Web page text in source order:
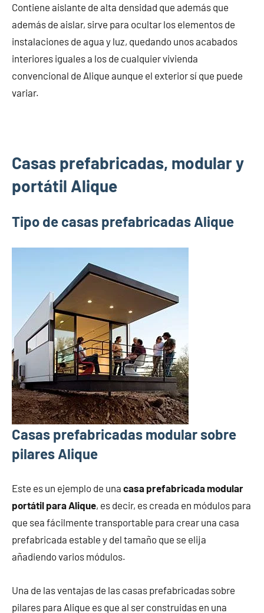
Contiene aislante de alta densidad que además que
además de aislar, sirve para ocultar los elementos de
instalaciones de agua y luz, quedando unos acabados
interiores iguales a los de cualquier vivienda
convencional de Alique aunque el exterior sí que puede
variar.
Casas prefabricadas, modular y
portátil Alique
Tipo de casas prefabricadas Alique
Casas prefabricadas modular sobre
pilares Alique
Este es un ejemplo de una casa prefabricada modular
portátil para Alique, es decir, es creada en módulos para
que sea fácilmente transportable para crear una casa
prefabricada estable y del tamaño que se elija
añadiendo varios módulos.
Una de las ventajas de las casas prefabricadas sobre
pilares para Alique es que al ser construidas en una